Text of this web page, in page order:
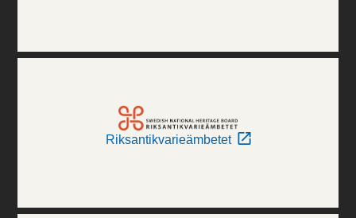
Riksantikvarieämbetet